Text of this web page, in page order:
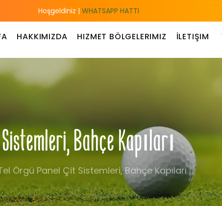
Hoşgeldiniz | WHATSAPP HATTI
HAKKIMIZDA HIZMET BÖLGELERIMIZ İLETIŞIM
Bahçe Kapıları
Örgü Panel Çit Sistemleri, Bahçe Kapıları